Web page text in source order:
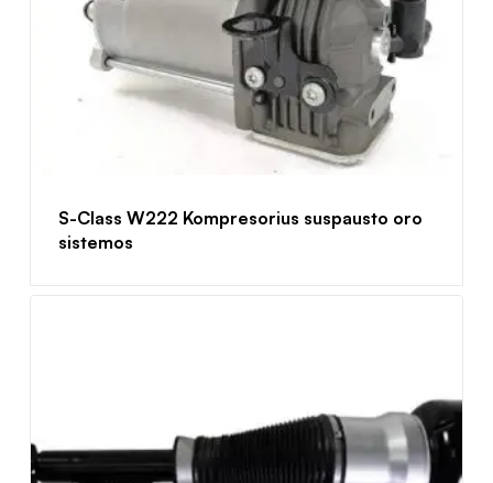
S-Class W222 Kompresorius suspausto oro
sistemos